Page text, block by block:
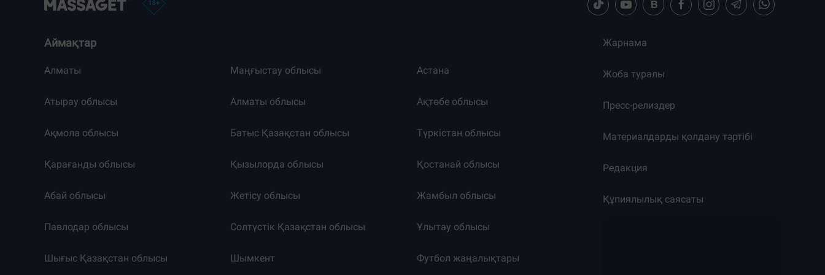
Аймақтар
Алматы Маңғыстау облысы Астана
Атырау облысы Алматы облысы Ақтөбе облысы
Ақмола облысы Батыс Қазақстан облысы Түркістан облысы
Қарағанды облысы Қызылорда облысы Қостанай облысы
Абай облысы Жетісу облысы Жамбыл облысы
Павлодар облысы Солтүстік Қазақстан облысы Ұлытау облысы
Шығыс Қазақстан облысы Шымкент Футбол жаңалықтары
Жарнама
Жоба туралы
Пресс-релиздер
Материалдарды қолдану тәртібі
Редакция
Құпиялылық саясаты